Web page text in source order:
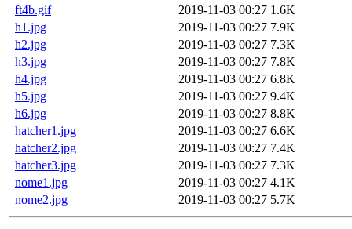
ft4b.gif
2019-11-03 00:27 1.6K
h1.jpg
2019-11-03 00:27 7.9K
h2.jpg
2019-11-03 00:27 7.3K
h3.jpg
2019-11-03 00:27 7.8K
h4.jpg
2019-11-03 00:27 6.8K
h5.jpg
2019-11-03 00:27 9.4K
h6.jpg
2019-11-03 00:27 8.8K
hatcher1.jpg
2019-11-03 00:27 6.6K
hatcher2.jpg
2019-11-03 00:27 7.4K
hatcher3.jpg
2019-11-03 00:27 7.3K
nome1.jpg
2019-11-03 00:27 4.1K
nome2.jpg
2019-11-03 00:27 5.7K